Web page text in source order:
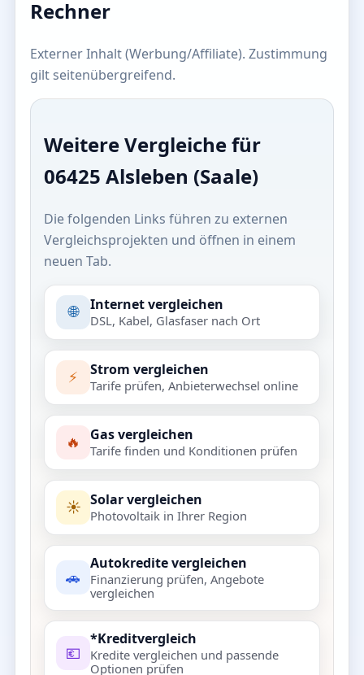
Rechner
Externer Inhalt (Werbung/Affiliate). Zustimmung
gilt seitenübergreifend.
Weitere Vergleiche für
06425 Alsleben (Saale)
Die folgenden Links führen zu externen
Vergleichsprojekten und öffnen in einem
neuen Tab.
🌐 Internet vergleichen
DSL, Kabel, Glasfaser nach Ort
⚡ Strom vergleichen
Tarife prüfen, Anbieterwechsel online
🔥 Gas vergleichen
Tarife finden und Konditionen prüfen
☀️ Solar vergleichen
Photovoltaik in Ihrer Region
🚗
Autokredite vergleichen
Finanzierung prüfen, Angebote
vergleichen
💶
*Kreditvergleich
Kredite vergleichen und passende
Optionen prüfen